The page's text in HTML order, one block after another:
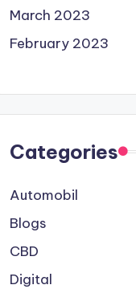
March 2023
February 2023
Categories
Automobil
Blogs
CBD
Digital